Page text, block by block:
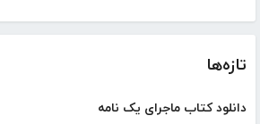
تازه‌ها
دانلود کتاب ماجرای یک نامه